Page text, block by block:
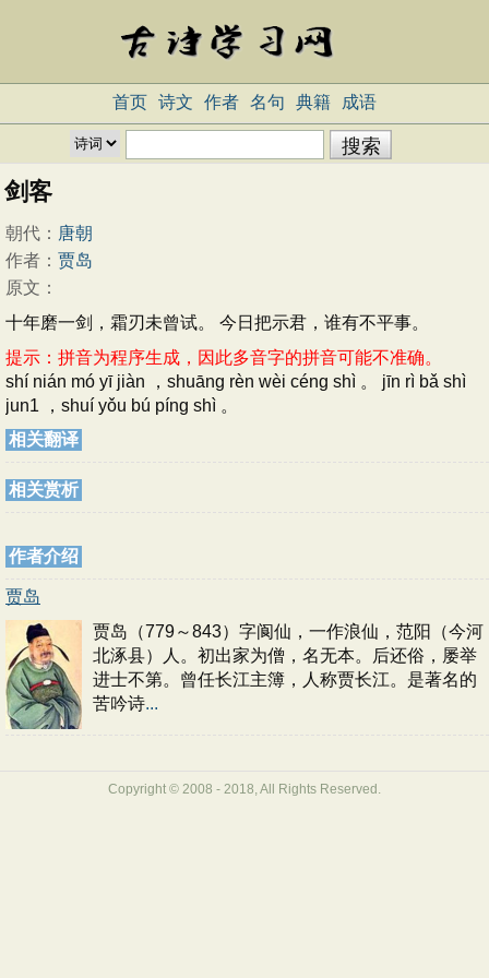
首页 诗文 作者 名句 典籍 成语
剑客
朝代： 唐朝
作者： 贾岛
原文：
十年磨一剑，霜刃未曾试。 今日把示君，谁有不平事。
提示：拼音为程序生成，因此多音字的拼音可能不准确。
shí nián mó yī jiàn ，shuāng rèn wèi céng shì 。 jīn rì bǎ shì
jun1 ，shuí yǒu bú píng shì 。
相关翻译
相关赏析
作者介绍
贾岛
贾岛（779～843）字阆仙，一作浪仙，范阳（今河
北涿县）人。初出家为僧，名无本。后还俗，屡举
进士不第。曾任长江主簿，人称贾长江。是著名的
苦吟诗...
Copyright © 2008 - 2018, All Rights Reserved.